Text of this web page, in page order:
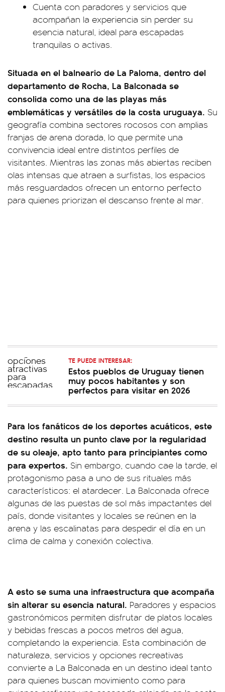
Cuenta con paradores y servicios que
acompañan la experiencia sin perder su
esencia natural, ideal para escapadas
tranquilas o activas.
Situada en el balneario de La Paloma, dentro del
departamento de Rocha, La Balconada se
consolida como una de las playas más
emblemáticas y versátiles de la costa uruguaya. Su
geografía combina sectores rocosos con amplias
franjas de arena dorada, lo que permite una
convivencia ideal entre distintos perfiles de
visitantes. Mientras las zonas más abiertas reciben
olas intensas que atraen a surfistas, los espacios
más resguardados ofrecen un entorno perfecto
para quienes priorizan el descanso frente al mar.
TE PUEDE INTERESAR:
Estos pueblos de Uruguay tienen
muy pocos habitantes y son
perfectos para visitar en 2026
Para los fanáticos de los deportes acuáticos, este
destino resulta un punto clave por la regularidad
de su oleaje, apto tanto para principiantes como
para expertos. Sin embargo, cuando cae la tarde, el
protagonismo pasa a uno de sus rituales más
característicos: el atardecer. La Balconada ofrece
algunas de las puestas de sol más impactantes del
país, donde visitantes y locales se reúnen en la
arena y las escalinatas para despedir el día en un
clima de calma y conexión colectiva.
A esto se suma una infraestructura que acompaña
sin alterar su esencia natural. Paradores y espacios
gastronómicos permiten disfrutar de platos locales
y bebidas frescas a pocos metros del agua,
completando la experiencia. Esta combinación de
naturaleza, servicios y opciones recreativas
convierte a La Balconada en un destino ideal tanto
para quienes buscan movimiento como para